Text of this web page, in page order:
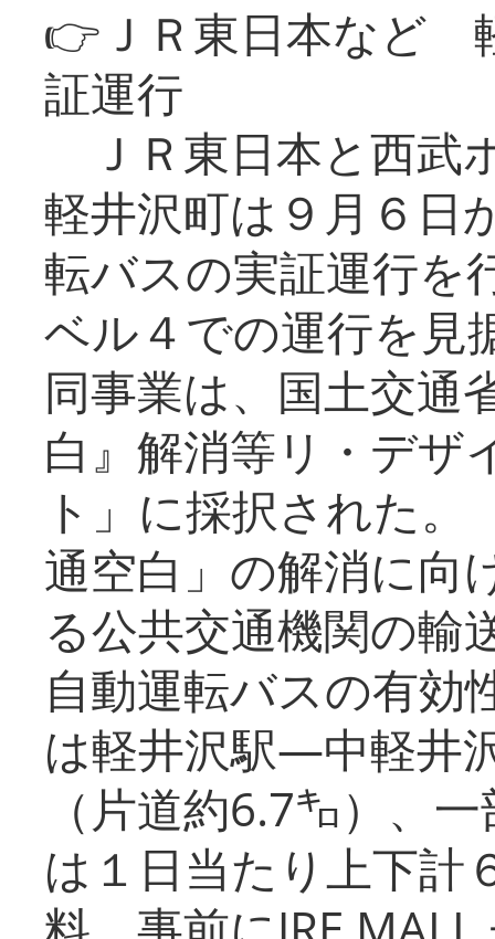
👉ＪＲ東日本など
証運行
ＪＲ東日本と西武
軽井沢町は９月６日
転バスの実証運行を
ベル４での運行を見
同事業は、国土交通
白』解消等リ・デザ
ト」に採択された
通空白」の解消に向
る公共交通機関の輸
自動運転バスの有効
は軽井沢駅―中軽井
（片道約6.7㌔）、
は１日当たり上下計